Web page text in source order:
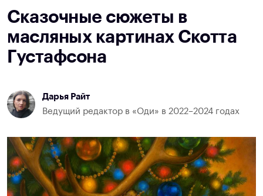
Сказочные сюжеты в
масляных картинах Скотта
Густафсона
Дарья Райт
Ведущий редактор в «Оди» в 2022–2024 годах